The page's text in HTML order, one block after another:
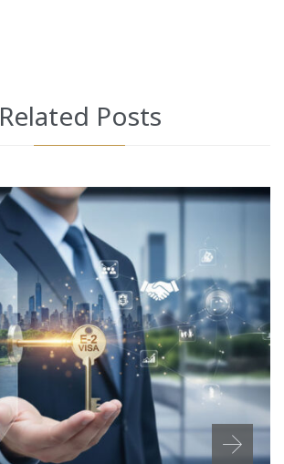
Related Posts